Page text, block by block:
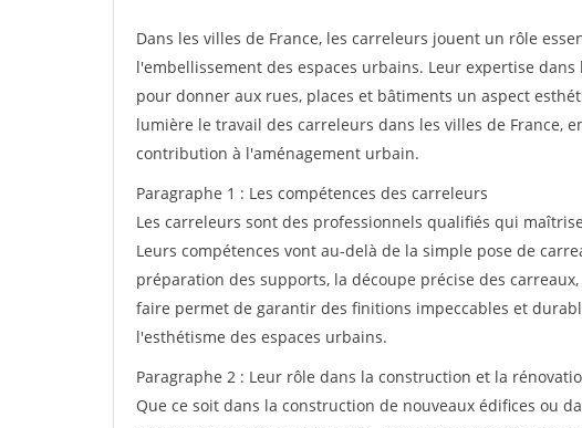
Dans les villes de France, les carreleurs jouent un rôle
l'embellissement des espaces urbains. Leur expertise
pour donner aux rues, places et bâtiments un aspect
lumière le travail des carreleurs dans les villes de France,
contribution à l'aménagement urbain.
Paragraphe 1 : Les compétences des carreleurs
Les carreleurs sont des professionnels qualifiés qui
Leurs compétences vont au-delà de la simple pose de
préparation des supports, la découpe précise des
faire permet de garantir des finitions impeccables et
l'esthétisme des espaces urbains.
Paragraphe 2 : Leur rôle dans la construction et la
Que ce soit dans la construction de nouveaux édifices ou